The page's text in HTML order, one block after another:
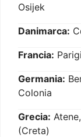
Osijek
Danimarca:
Francia:
Germania:
Colonia
Grecia:
(Creta)